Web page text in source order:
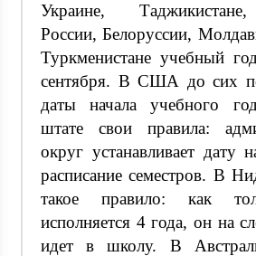
Украине,
России, Белоруссии,
Туркменистане учебный
сентября. В США до сих
даты начала учебного
штате свои правила:
округ устанавливает дату
расписание семестров. В
такое правило: как
исполняется 4 года, он на
идет в школу. В